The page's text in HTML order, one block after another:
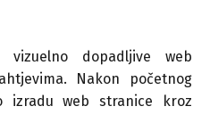
vizuelno dopadljive web
Nakon početnog
izradu web stranice kroz